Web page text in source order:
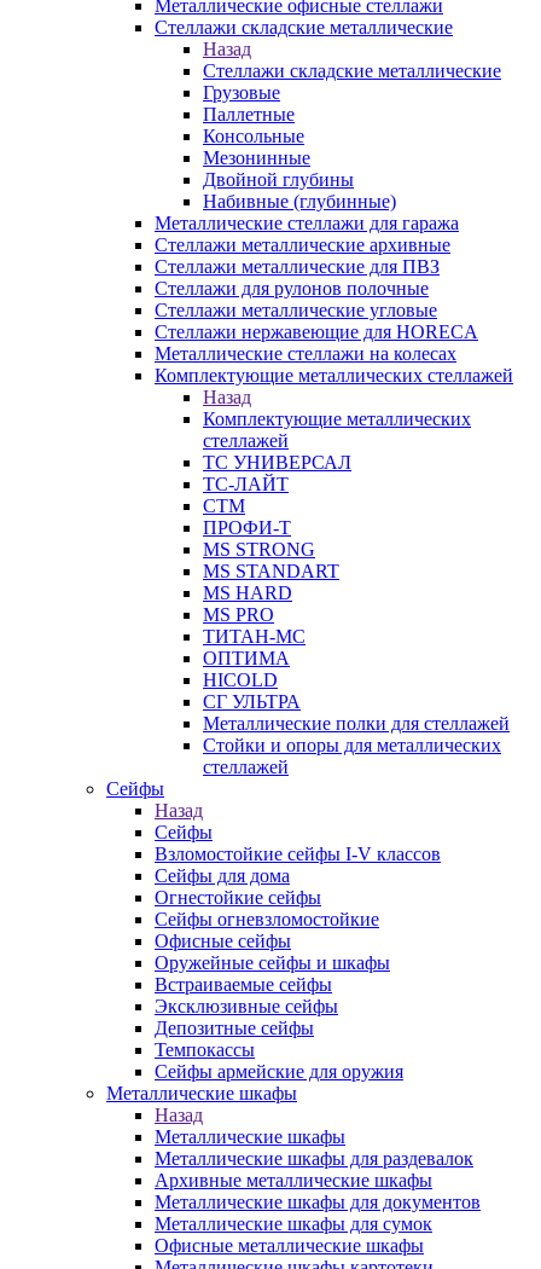
Металлические офисные стеллажи
Стеллажи складские металлические
Назад
Стеллажи складские металлические
Грузовые
Паллетные
Консольные
Мезонинные
Двойной глубины
Набивные (глубинные)
Металлические стеллажи для гаража
Стеллажи металлические архивные
Стеллажи металлические для ПВЗ
Стеллажи для рулонов полочные
Стеллажи металлические угловые
Стеллажи нержавеющие для HORECA
Металлические стеллажи на колесах
Комплектующие металлических стеллажей
Назад
Комплектующие металлических
стеллажей
ТС УНИВЕРСАЛ
ТС-ЛАЙТ
СТМ
ПРОФИ-Т
MS STRONG
MS STANDART
MS HARD
MS PRO
ТИТАН-МС
ОПТИМА
HICOLD
СГ УЛЬТРА
Металлические полки для стеллажей
Стойки и опоры для металлических
стеллажей
Сейфы
Назад
Сейфы
Взломостойкие сейфы I-V классов
Сейфы для дома
Огнестойкие сейфы
Сейфы огневзломостойкие
Офисные сейфы
Оружейные сейфы и шкафы
Встраиваемые сейфы
Эксклюзивные сейфы
Депозитные сейфы
Темпокассы
Сейфы армейские для оружия
Металлические шкафы
Назад
Металлические шкафы
Металлические шкафы для раздевалок
Архивные металлические шкафы
Металлические шкафы для документов
Металлические шкафы для сумок
Офисные металлические шкафы